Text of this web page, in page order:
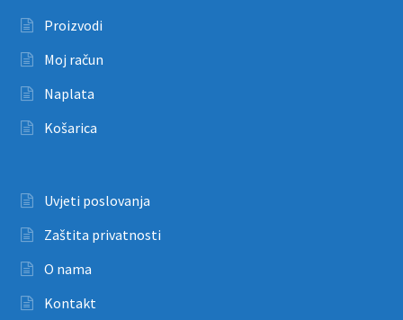
Proizvodi
Moj račun
Naplata
Košarica
Uvjeti poslovanja
Zaštita privatnosti
O nama
Kontakt